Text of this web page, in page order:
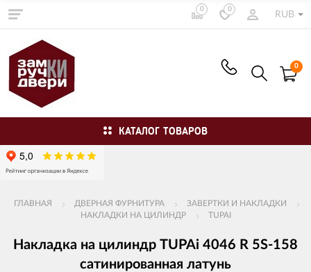
0 0
RUB
0
КАТАЛОГ ТОВАРОВ
ГЛАВНАЯ ДВЕРНАЯ ФУРНИТУРА
ЗАВЕРТКИ И НАКЛАДКИ
НАКЛАДКИ НА ЦИЛИНДР
TUPAI
Накладка на цилиндр TUPAi 4046 R 5S-158
сатинированная латунь